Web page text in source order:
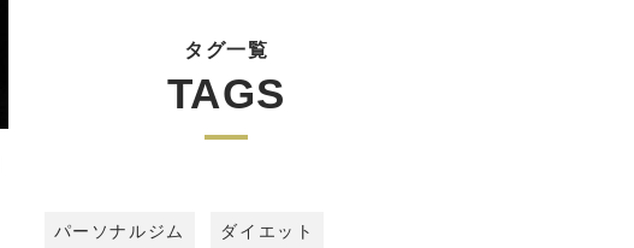
タグ一覧
TAGS
パーソナルジム ダイエット